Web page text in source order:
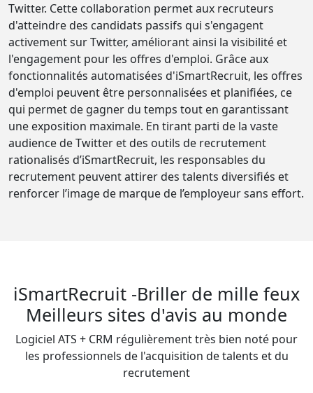
Twitter. Cette collaboration permet aux recruteurs
d'atteindre des candidats passifs qui s'engagent
activement sur Twitter, améliorant ainsi la visibilité et
l'engagement pour les offres d'emploi. Grâce aux
fonctionnalités automatisées d'iSmartRecruit, les offres
d'emploi peuvent être personnalisées et planifiées, ce
qui permet de gagner du temps tout en garantissant
une exposition maximale. En tirant parti de la vaste
audience de Twitter et des outils de recrutement
rationalisés d’iSmartRecruit, les responsables du
recrutement peuvent attirer des talents diversifiés et
renforcer l’image de marque de l’employeur sans effort.
iSmartRecruit -Briller de mille feux
Meilleurs sites d'avis au monde
Logiciel ATS + CRM régulièrement très bien noté pour
les professionnels de l'acquisition de talents et du
recrutement